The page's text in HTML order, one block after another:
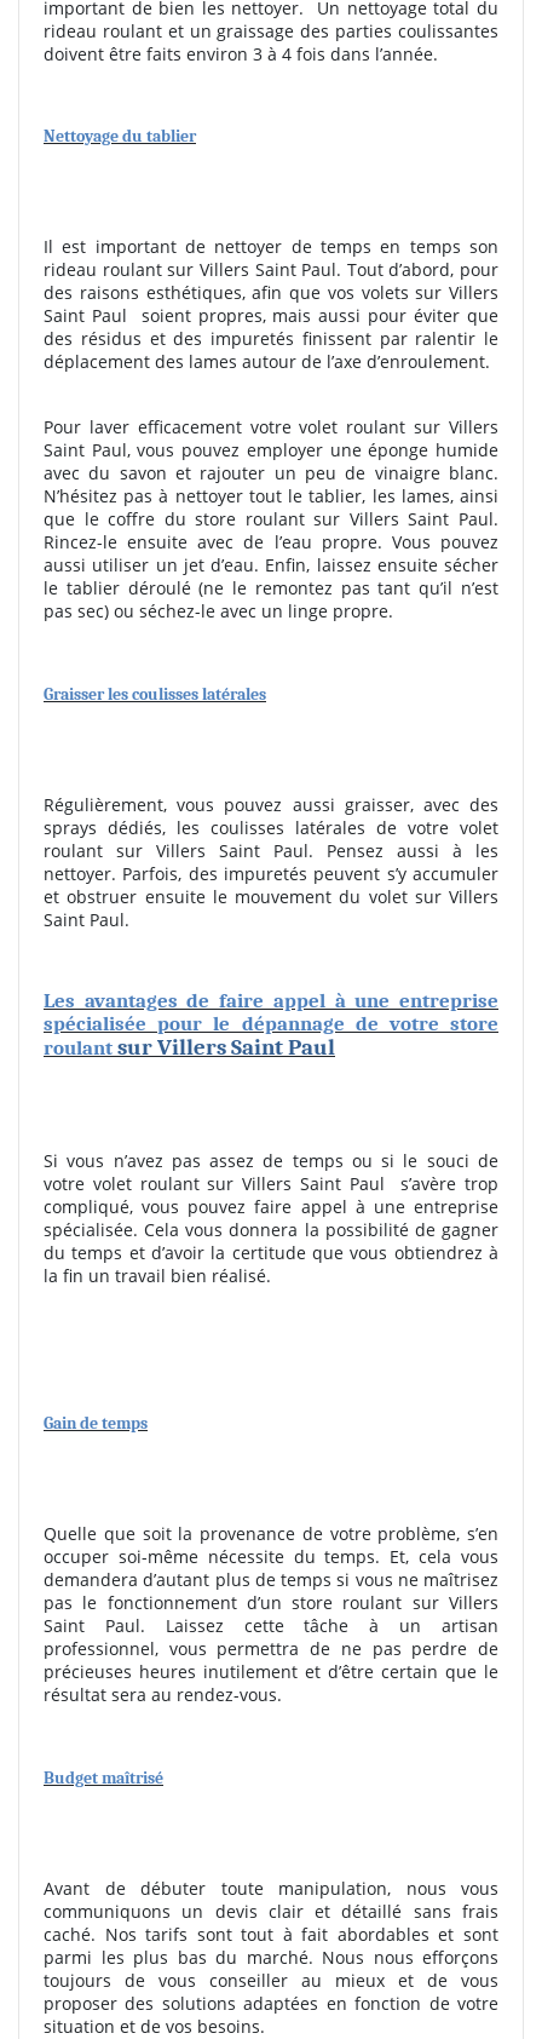
important de bien les nettoyer. Un nettoyage total du
rideau roulant et un graissage des parties coulissantes
doivent être faits environ 3 à 4 fois dans l’année.
Nettoyage du tablier
Il est important de nettoyer de temps en temps son
rideau roulant sur Villers Saint Paul. Tout d’abord, pour
des raisons esthétiques, afin que vos volets sur Villers
Saint Paul
soient propres, mais aussi pour éviter que
des résidus et des impuretés finissent par ralentir le
déplacement des lames autour de l’axe d’enroulement.
Pour laver efficacement votre volet roulant sur Villers
Saint Paul, vous pouvez employer une éponge humide
avec du savon et rajouter un peu de vinaigre blanc.
N’hésitez pas à nettoyer tout le tablier, les lames, ainsi
que le coffre du store roulant sur Villers Saint Paul.
Rincez-le ensuite avec de l’eau propre. Vous pouvez
aussi utiliser un jet d’eau. Enfin, laissez ensuite sécher
le tablier déroulé (ne le remontez pas tant qu’il n’est
pas sec) ou séchez-le avec un linge propre.
Graisser les coulisses latérales
Régulièrement, vous pouvez aussi graisser, avec des
sprays dédiés, les coulisses latérales de votre volet
roulant sur Villers Saint Paul. Pensez aussi à les
nettoyer. Parfois, des impuretés peuvent s’y accumuler
et obstruer ensuite le mouvement du volet sur Villers
Saint Paul.
Les avantages de faire appel à une entreprise
spécialisée pour le dépannage de votre store
roulant sur Villers Saint Paul
Si vous n’avez pas assez de temps ou si le souci de
votre volet roulant sur Villers Saint Paul
s’avère trop
compliqué, vous pouvez faire appel à une entreprise
spécialisée. Cela vous donnera la possibilité de gagner
du temps et d’avoir la certitude que vous obtiendrez à
la fin un travail bien réalisé.
Gain de temps
Quelle que soit la provenance de votre problème, s’en
occuper soi-même nécessite du temps. Et, cela vous
demandera d’autant plus de temps si vous ne maîtrisez
pas le fonctionnement d’un store roulant sur Villers
Saint Paul. Laissez cette tâche à un artisan
professionnel, vous permettra de ne pas perdre de
précieuses heures inutilement et d’être certain que le
résultat sera au rendez-vous.
Budget maîtrisé
Avant de débuter toute manipulation, nous vous
communiquons un devis clair et détaillé sans frais
caché. Nos tarifs sont tout à fait abordables et sont
parmi les plus bas du marché. Nous nous efforçons
toujours de vous conseiller au mieux et de vous
proposer des solutions adaptées en fonction de votre
situation et de vos besoins.